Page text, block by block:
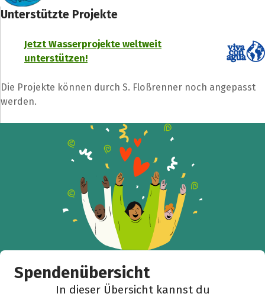
Unterstützte Projekte
Jetzt Wasserprojekte weltweit
unterstützen!
Die Projekte können durch S. Floßrenner noch angepasst
werden.
Spendenübersicht
In dieser Übersicht kannst du
Facebook WhatsApp